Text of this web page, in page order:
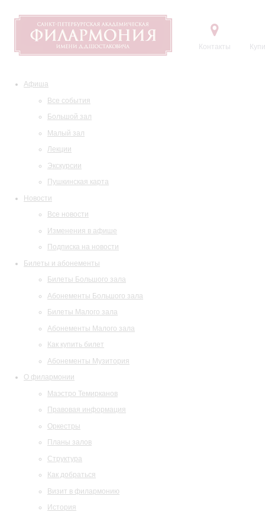
Контакты
Афиша
Все события
Большой зал
Малый зал
Лекции
Экскурсии
Пушкинская карта
Новости
Все новости
Изменения в афише
Подписка на новости
Билеты и абонементы
Билеты Большого зала
Абонементы Большого зала
Билеты Малого зала
Абонементы Малого зала
Как купить билет
Абонементы Музитория
О филармонии
Маэстро Темирканов
Правовая информация
Оркестры
Планы залов
Структура
Как добраться
Визит в филармонию
История